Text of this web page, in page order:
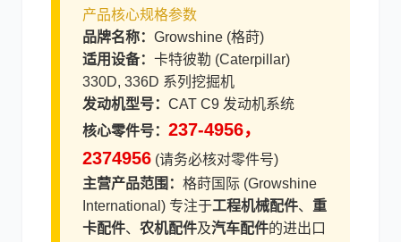
潍柴
尼桑
产品核心规格参数
品牌名称： Growshine (格莳)
适用设备： 卡特彼勒 (Caterpillar)
330D, 336D 系列挖掘机
发动机型号： CAT C9 发动机系统
核心零件号： 237-4956，
2374956 (请务必核对零件号)
主营产品范围： 格莳国际 (Growshine
International) 专注于工程机械配件、 重
卡配件、 农机配件及汽车配件的进出口